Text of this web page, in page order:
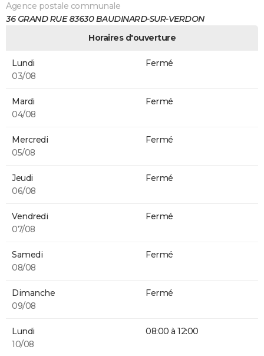
Agence postale communale
36 GRAND RUE 83630 BAUDINARD-SUR-VERDON
Horaires d'ouverture
Lundi
03/08
Fermé
Mardi
04/08
Fermé
Mercredi
05/08
Fermé
Jeudi
06/08
Fermé
Vendredi
07/08
Fermé
Samedi
08/08
Fermé
Dimanche
09/08
Fermé
Lundi
10/08
08:00 à 12:00